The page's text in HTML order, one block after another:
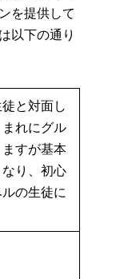
を提供して
以下の通り
と対面し
れにグル
すが基本
り、初心
の生徒に